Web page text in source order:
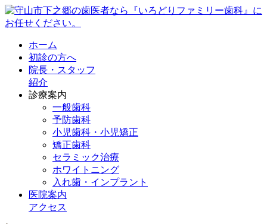
ホーム
初診の方へ
院長・スタッフ
紹介
診療案内
一般歯科
予防歯科
小児歯科・小児矯正
矯正歯科
セラミック治療
ホワイトニング
入れ歯・インプラント
医院案内
アクセス